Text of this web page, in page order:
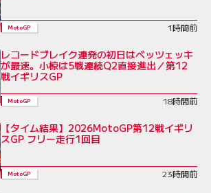
MotoGP 1時間前
レコードブレイク連発の初日はベッツェッキ
が最速。小椋は5戦連続Q2直接進出／第12
戦イギリスGP
MotoGP 18時間前
【タイム結果】2026MotoGP第12戦イギリ
スGP フリー走行1回目
MotoGP 23時間前